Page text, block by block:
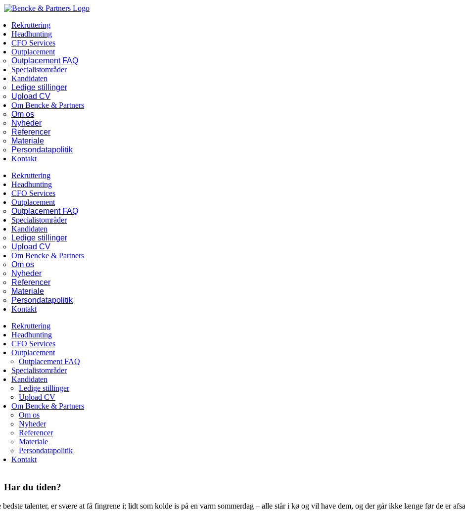
Skip
content
Facebook
LinkedIn
Rekruttering
Headhunting
CFO Services
Outplacement
Outplacement FAQ
Specialistområder
Kandidaten
Ledige stillinger
Upload CV
Om Bencke & Partners
Om os
Nyheder
Referencer
Materiale
Persondatapolitik
Kontakt
Rekruttering
Headhunting
CFO Services
Outplacement
Outplacement FAQ
Specialistområder
Kandidaten
Ledige stillinger
Upload CV
Om Bencke & Partners
Om os
Nyheder
Referencer
Materiale
Persondatapolitik
Kontakt
Rekruttering
Headhunting
CFO Services
Outplacement
Outplacement FAQ
Specialistområder
Kandidaten
Ledige stillinger
Upload CV
Om Bencke & Partners
Om os
Nyheder
Referencer
Materiale
Persondatapolitik
Kontakt
Har du tiden?
bedste talenter, er svære at få fingrene i; lidt som kolde is på en varm sommerdag – alle står i kø og vil have dem, og der går ikke længe før de er